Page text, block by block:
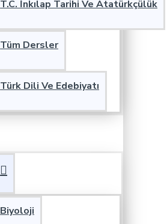
T.C. İnkılap Tarihi Ve Atatürkçülük
Tüm Dersler
Türk Dili Ve Edebiyatı
Biyoloji